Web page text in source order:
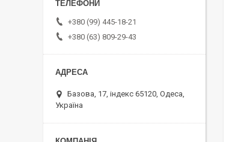
+380 (99) 445-18-21
+380 (63) 809-29-43
Базова, 17, індекс 65120, Одеса,
Україна